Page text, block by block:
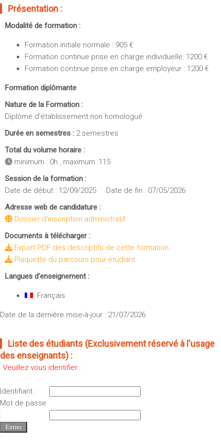
Sportives)
GEP (Génie Electrique des Procédés - Département composante)
Informatique (Département Composante)
Plan et accès
Intranet des personnels
Moodle
Messagerie
Stage et emploi
Portefeuille d'Expériences et
de Compétences
Fermer
Présentation :
Modalité de formation :
Formation initiale normale : 905 €
Formation continue prise en charge individuelle: 1200 €
Formation continue prise en charge employeur : 1200 €
Formation diplômante
Nature de la Formation :
Diplôme d'établissement non homologué
Durée en semestres : 2 semestres
Total du volume horaire :
minimum : 0h , maximum :115
Session de la formation :
Date de début : 12/09/2025 Date de fin : 07/05/2026
Adresse web de candidature :
Dossier d'inscription administratif
Documents à télécharger :
Export PDF des descriptifs de cette formation
Plaquette du parcours pour étudiant
Langues d'enseignement :
Français
Date de la dernière mise-à-jour : 21/07/2026
Liste des étudiants (Exclusivement réservé à l'usage
des enseignants) :
Veuillez vous identifier :
Identifiant :
Mot de passe
: